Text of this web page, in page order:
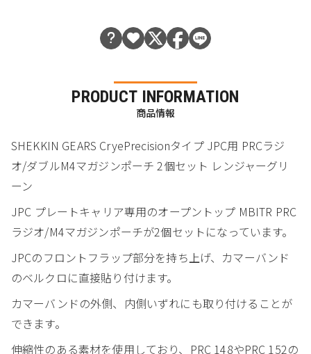
PRODUCT INFORMATION
商品情報
SHEKKIN GEARS CryePrecisionタイプ JPC用 PRCラジ
オ/ダブルM4マガジンポーチ 2個セット レンジャーグリ
ーン
JPC プレートキャリア専用のオープントップ MBITR PRC
ラジオ/M4マガジンポーチが2個セットになっています。
JPCのフロントフラップ部分を持ち上げ、カマーバンド
のベルクロに直接貼り付けます。
カマーバンドの外側、内側いずれにも取り付けることが
できます。
伸縮性のある素材を使用しており、PRC 148やPRC 152の